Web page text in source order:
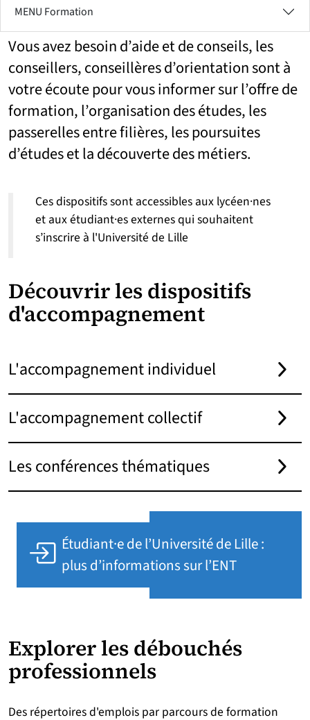
MENU Formation
Vous avez besoin d’aide et de conseils, les
conseillers, conseillères d’orientation sont à
votre écoute pour vous informer sur l’offre de
formation, l’organisation des études, les
passerelles entre filières, les poursuites
d’études et la découverte des métiers.
Ces dispositifs sont accessibles aux lycéen·nes
et aux étudiant·es externes qui souhaitent
s’inscrire à l'Université de Lille
Découvrir les dispositifs
d'accompagnement
L'accompagnement individuel
L'accompagnement collectif
Les conférences thématiques
Étudiant·e de l’Université de Lille :
plus d’informations sur l’ENT
Explorer les débouchés
professionnels
Des répertoires d'emplois par parcours de formation